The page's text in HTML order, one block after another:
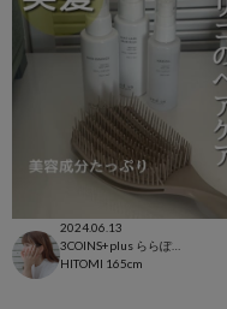
2024.06.13
HITOMI 165cm